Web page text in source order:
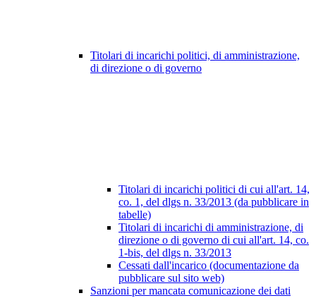
Titolari di incarichi politici, di amministrazione,
di direzione o di governo
Titolari di incarichi politici di cui all'art. 14,
co. 1, del dlgs n. 33/2013 (da pubblicare in
tabelle)
Titolari di incarichi di amministrazione, di
direzione o di governo di cui all'art. 14, co.
1-bis, del dlgs n. 33/2013
Cessati dall'incarico (documentazione da
pubblicare sul sito web)
Sanzioni per mancata comunicazione dei dati